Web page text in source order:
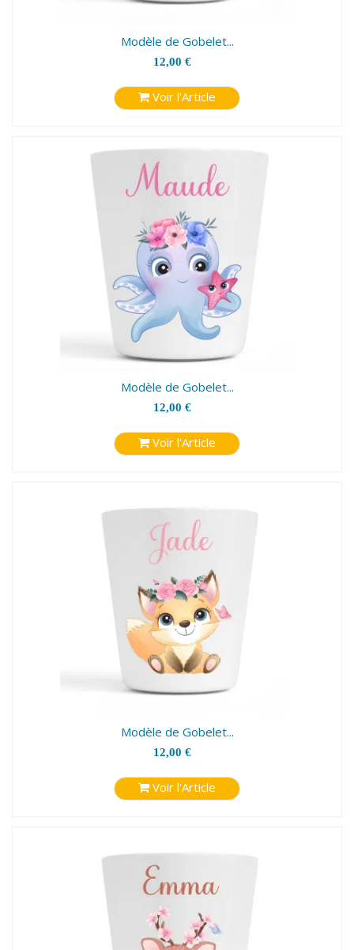
Modèle de Gobelet...
12,00 €
Voir l'Article
Modèle de Gobelet...
12,00 €
Voir l'Article
Modèle de Gobelet...
12,00 €
Voir l'Article